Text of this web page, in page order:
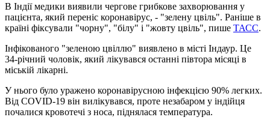
В Індії медики виявили чергове грибкове захворювання у
пацієнта, який переніс коронавірус, - "зелену цвіль". Раніше в
країні фіксували "чорну", "білу" і "жовту цвіль", пише ТАСС.
Інфікованого "зеленою цвіллю" виявлено в місті Індаур. Це
34-річний чоловік, який лікувався останні півтора місяці в
міській лікарні.
У нього було уражено коронавірусною інфекцією 90% легких.
Від COVID-19 він вилікувався, проте незабаром у індійця
почалися кровотечі з носа, піднялася температура.